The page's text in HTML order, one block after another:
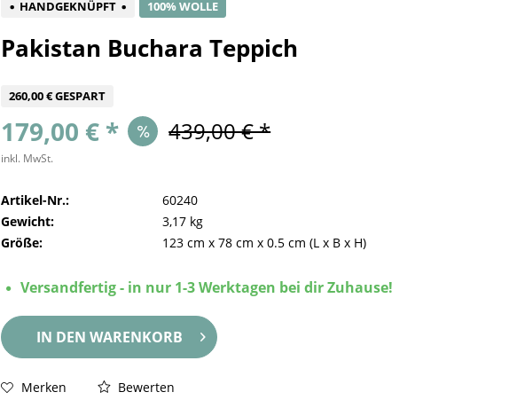
HANDGEKNÜPFT 100% WOLLE
Pakistan Buchara Teppich
260,00 € GESPART
179,00 € * 439,00 € *
inkl. MwSt.
Artikel-Nr.:
60240
Gewicht:
3,17 kg
Größe:
123 cm x78 cm x0.5 cm (L x B x H)
Versandfertig - in nur 1-3 Werktagen bei dir Zuhause!
IN DEN WARENKORB
Merken Bewerten